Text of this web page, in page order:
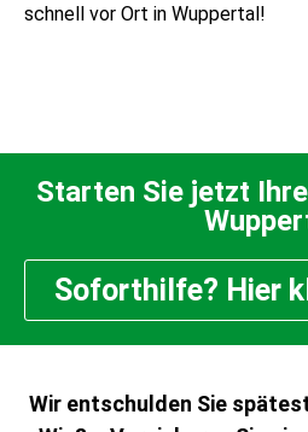
schnell vor Ort in Wuppertal!
Starten Sie jetzt
Soforthilfe? Hier
Wir entschulden Sie